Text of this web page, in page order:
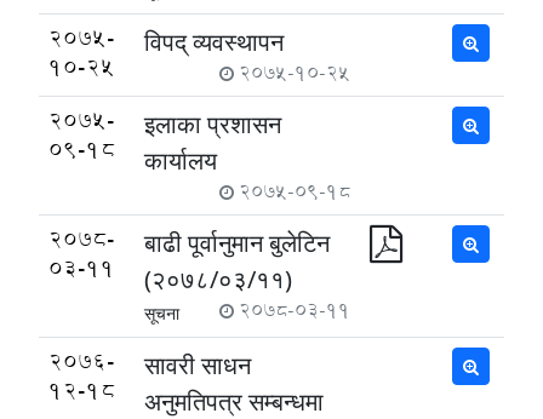
2075-
10-25
विपद् व्यवस्थापन
2075-10-25
2075-
09-18
इलाका प्रशासन
कार्यालय
2075-09-18
2078-
03-11
बाढी पूर्वानुमान बुलेटिन
(२०७८/०३/११)
सूचना 2078-03-11
2076-
12-18
सावरी साधन
अनुमतिपत्र सम्बन्धमा